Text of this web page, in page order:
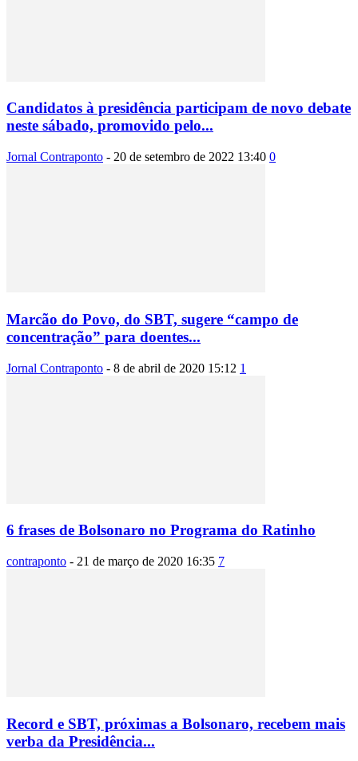
Candidatos à presidência participam de novo debate
neste sábado, promovido pelo...
Jornal Contraponto - 20 de setembro de 2022 13:40 0
Marcão do Povo, do SBT, sugere “campo de
concentração” para doentes...
Jornal Contraponto - 8 de abril de 2020 15:12 1
6 frases de Bolsonaro no Programa do Ratinho
contraponto - 21 de março de 2020 16:35 7
Record e SBT, próximas a Bolsonaro, recebem mais
verba da Presidência...